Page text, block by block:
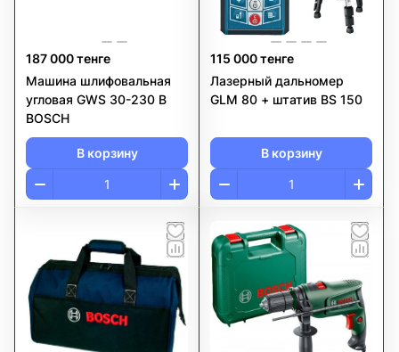
187 000 тенге
Машина шлифовальная
угловая GWS 30-230 B
BOSCH
В корзину
115 000 тенге
Лазерный дальномер
GLM 80 + штатив BS 150
В корзину